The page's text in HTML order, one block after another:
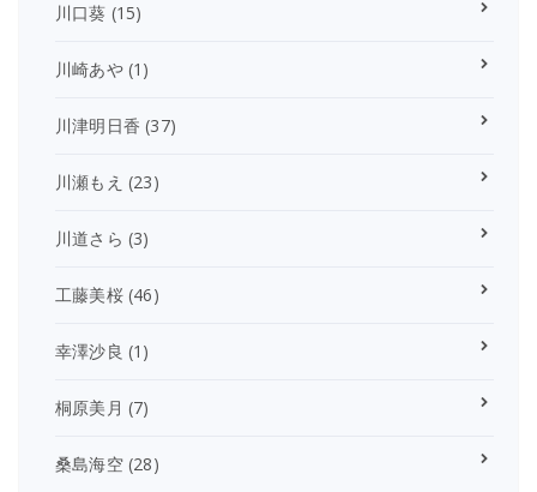
川口葵 (15)
川崎あや(1)
川津明日香 (37)
川瀬もえ (23)
川道さら (3)
工藤美桜(46)
幸澤沙良 (1)
桐原美月 (7)
桑島海空(28)